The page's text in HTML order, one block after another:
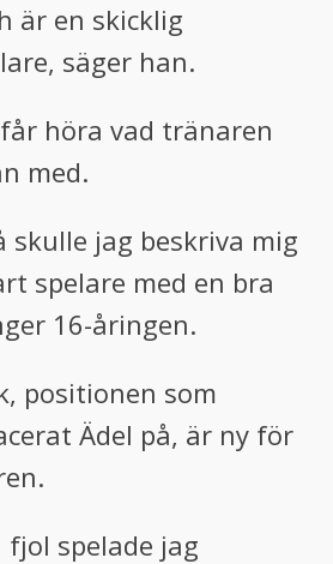
är en skicklig
säger han.
höra vad tränaren
med.
skulle jag beskriva mig
spelare med en bra
16-åringen.
positionen som
Ädel på, är ny för
fjol spelade jag